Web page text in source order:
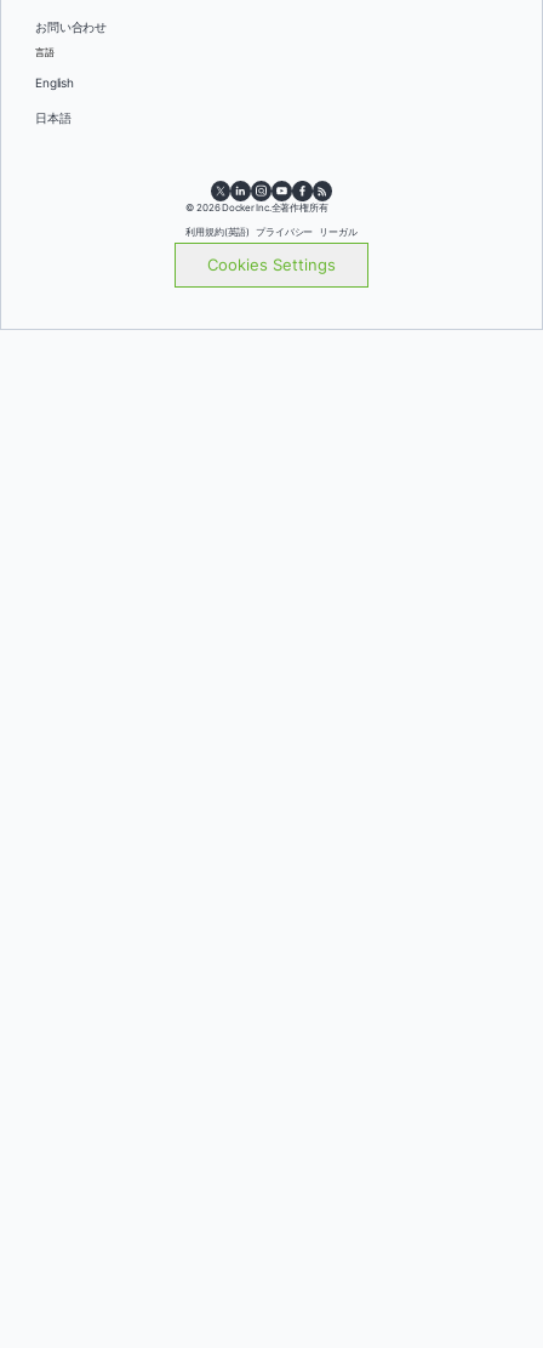
お問い合わせ
言語
English
日本語
© 2026 Docker Inc.全著作権所有
利用規約(英語)
プライバシー リーガル
Cookies Settings